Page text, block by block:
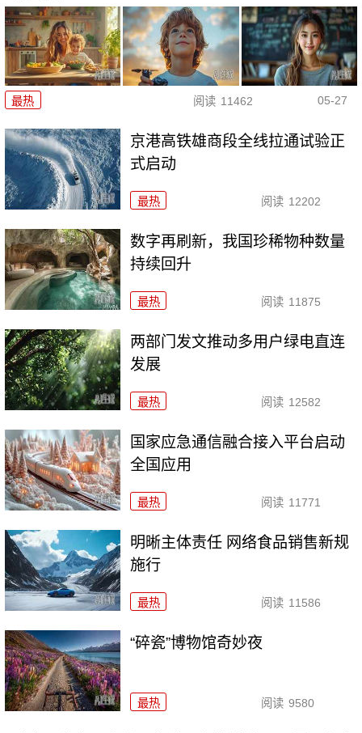
最热 阅读 11462 05-27
京港高铁雄商段全线拉通试验正
式启动
最热 阅读 12202
数字再刷新，我国珍稀物种数量
持续回升
最热 阅读 11875
两部门发文推动多用户绿电直连
发展
最热 阅读 12582
国家应急通信融合接入平台启动
全国应用
最热 阅读 11771
明晰主体责任 网络食品销售新规
施行
最热 阅读 11586
“碎瓷”博物馆奇妙夜
最热 阅读 9580